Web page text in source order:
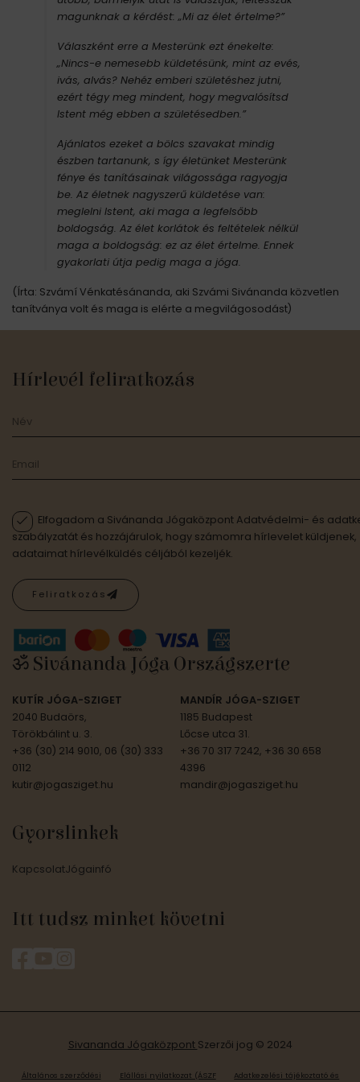
magunknak a kérdést: „Mi az élet értelme?”
Válaszként erre a Mesterünk ezt énekelte:
„Nincs-e nemesebb küldetésünk, mint az evés,
ivás, alvás? Nehéz emberi születéshez jutni,
ezért tégy meg mindent, hogy megvalósítsd
Istent még ebben a születésedben.”
Ajánlatos ezeket a bölcs szavakat mindig
észben tartanunk, s így életünket Mesterünk
fénye és tanításainak világossága ragyogja
be. Az életnek nagyszerű küldetése van:
meglelni Istent, aki maga a legfelsőbb
boldogság. Az élet korlátok és feltételek nélkül
maga a boldogság: ez az élet értelme. Ennek
gyakorlati útja pedig maga a jóga.
(Írta: Szvámí Vénkatésánanda, aki Szvámi Sivánanda közvetlen
tanítványa volt és maga is elérte a megvilágosodást)
Hírlevél feliratkozás
Elfogadom a Sivánanda Jógaközpont Adatvédelmi- és
szabályzatát és hozzájárulok, hogy számomra hírlevelet küldjenek,
adataimat hírlevélküldés céljából kezeljék.
Feliratkozás
ॐ Sivánanda Jóga Országszerte
KUTÍR JÓGA-SZIGET
2040 Budaörs,
Törökbálint u. 3.
+36 (30) 214 9010, 06 (30) 333
0112
kutir@jogasziget.hu
MANDÍR JÓGA-SZIGET
1185 Budapest
Lőcse utca 31.
+36 70 317 7242, +36 30 658
4396
mandir@jogasziget.hu
Gyorslinkek
KapcsolatJógainfó
Itt tudsz minket követni
Sivananda Jógaközpont Szerzői jog © 2024
Általános szerződési Elállási nyilatkozat (ÁSZF Adatkezelési tájékoztató és